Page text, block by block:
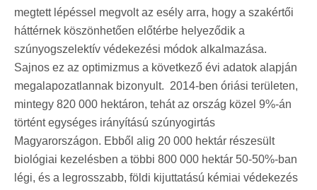
megtett lépéssel megvolt az esély arra, hogy a szakértői
háttérnek köszönhetően előtérbe helyeződik a
szúnyogszelektív védekezési módok alkalmazása.
Sajnos ez az optimizmus a következő évi adatok alapján
megalapozatlannak bizonyult. 2014-ben óriási területen,
mintegy 820 000 hektáron, tehát az ország közel 9%-án
történt egységes irányítású szúnyogirtás
Magyarországon. Ebből alig 20 000 hektár részesült
biológiai kezelésben a többi 800 000 hektár 50-50%-ban
légi, és a legrosszabb, földi kijuttatású kémiai védekezés